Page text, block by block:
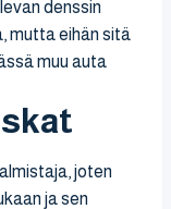
denssin
mutta eihän sitä
muu auta
joten
ja sen